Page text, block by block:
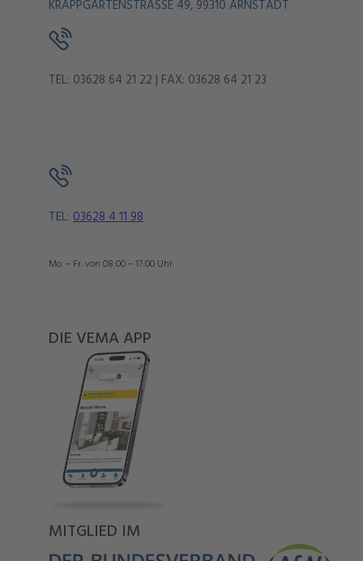
KRAPPGARTENSTRASSE 49, 99310 ARNSTADT
TEL: 03628 64 21 22 | FAX: 03628 64 21 23
TEL: 03628 4 11 98
Mo. – Fr. von 08:00 – 17:00 Uhr
DIE VEMA APP
MITGLIED IM